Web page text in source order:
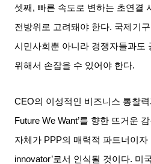
셋째 , 빠른 속도로 변하는 초연결
전방위로 고려돼야 한다. 국제기구
시민사회뿐 아니라 경쟁자들과도
위해서 손잡을 수 있어야 한다.
CEO의 이성적인 비즈니스 통찰
Future We Want’를 향한 뜨거운
자체가 PPP의 매력적 파트너이자
innovator’로서 인식될 것이다. 미